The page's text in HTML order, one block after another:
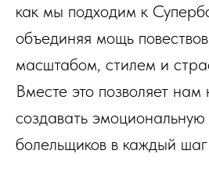
как мы подходим к
объединяя мощь
масштабом, стилем и
Вместе это позволяет
создавать эмоциональную
болельщиков в каждый шаг